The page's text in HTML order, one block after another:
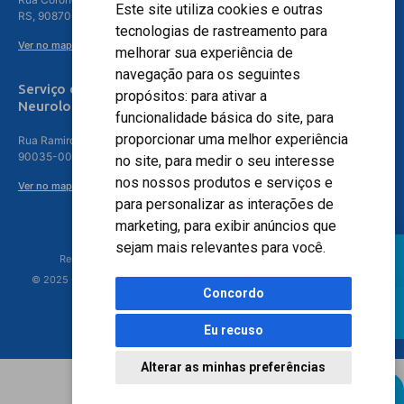
Este site utiliza cookies e outras
tecnologias de rastreamento para
melhorar sua experiência de
navegação para os seguintes
propósitos: para ativar a
funcionalidade básica do site, para
proporcionar uma melhor experiência
no site, para medir o seu interesse
nos nossos produtos e serviços e
para personalizar as interações de
marketing, para exibir anúncios que
sejam mais relevantes para você.
Concordo
Eu recuso
Alterar as minhas preferências
RS, 90870-016
Ver no mapa
Serviço de
Neurologia
Rua Ramiro Barcelos, 630 – 5º andar – Floresta, Porto Alegre – RS,
90035-001
Ver no mapa
Responsável Técnico: Dr. Luiz Antonio Nasi - CREMERS 11217
© 2025 - Hospital Moinhos de Vento - Registro Empresa (CRM-RS): 425